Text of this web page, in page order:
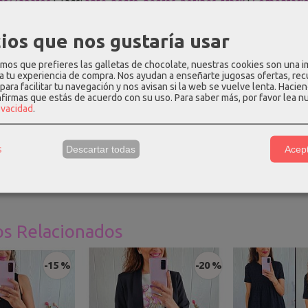
COMENTARIOS
negro con acabado de ante y suela track en el mismo color.
suela de 3.5cm y caña de 19cm de altura.
, recomendamos comprar el número habitual.
Relacionados
-15 % -20 %
que nos gustaría usar
que prefieres las galletas de chocolate, nuestras cookies son una
tu experiencia de compra. Nos ayudan a enseñarte jugosas ofertas,
facilitar tu navegación y nos avisan si la web se vuelve lenta.
que estás de acuerdo con su uso. Para saber más, por favor lea
.
Descartar todas